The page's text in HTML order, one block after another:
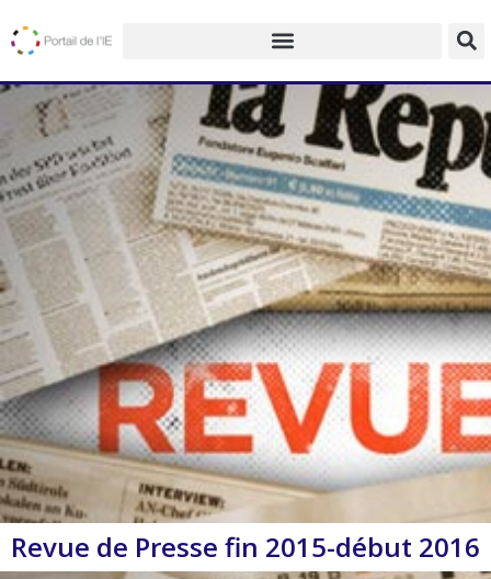
Revue de Presse fin 2015-début 2016